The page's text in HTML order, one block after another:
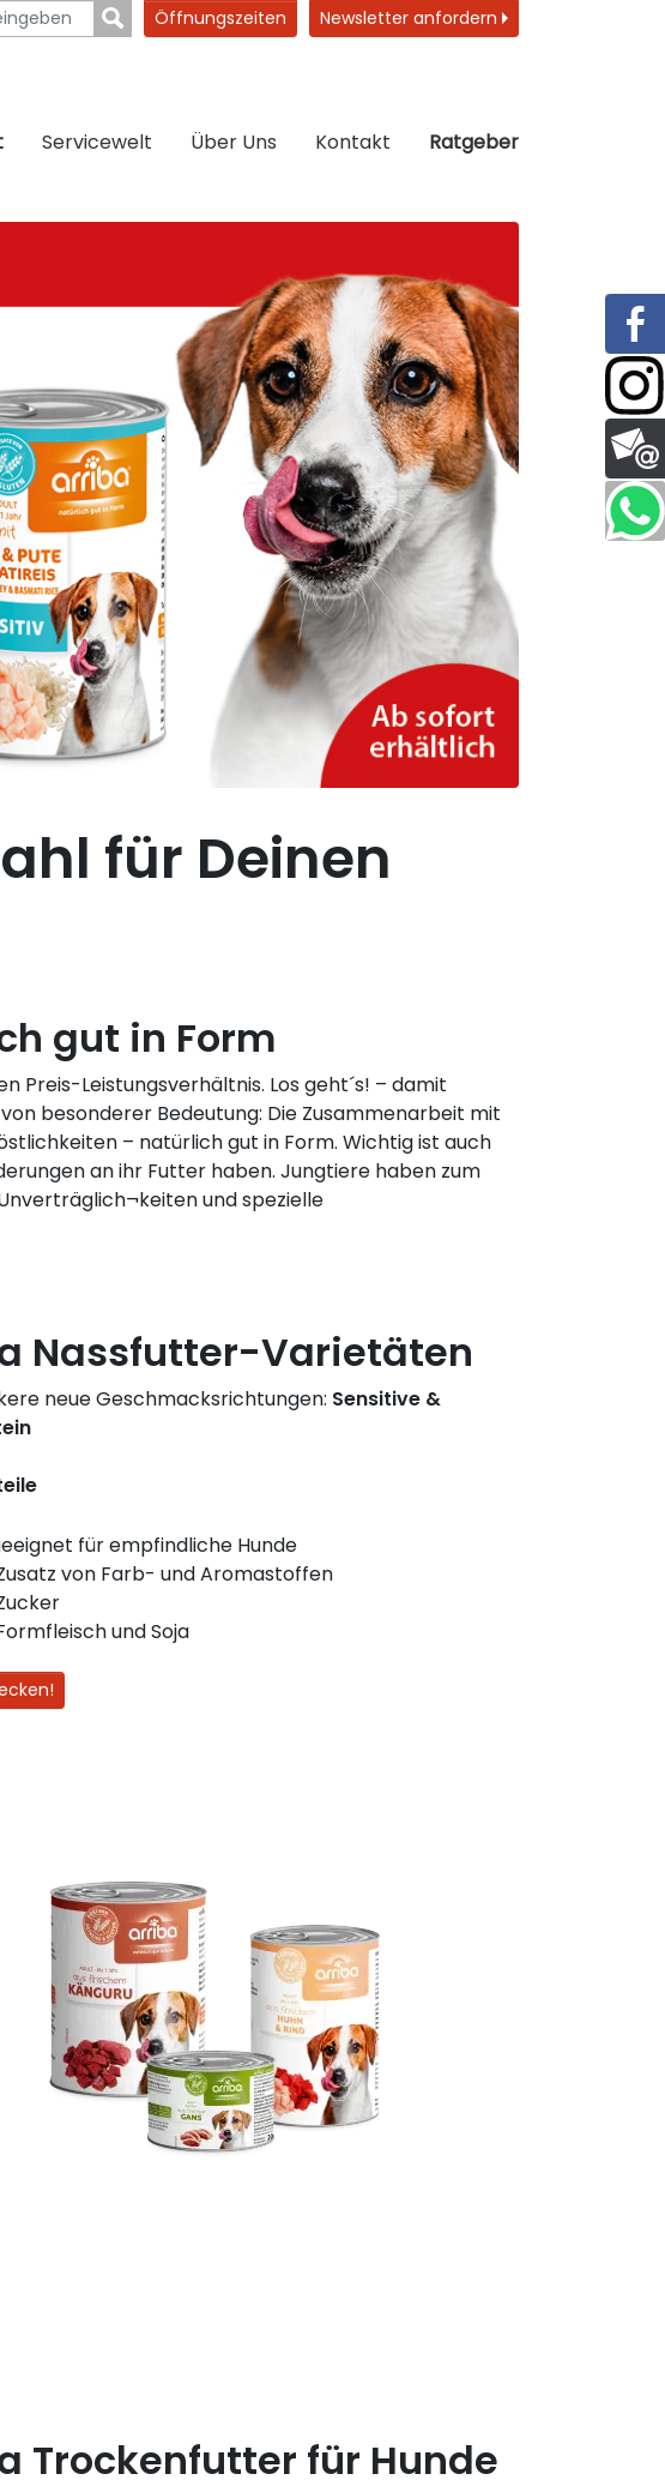
Öffnungszeiten Newsletter anfordern
Servicewelt Über Uns Kontakt Ratgeber
für Deinen
gut in Form
Leistungsverhältnis. Los geht´s! – damit
besonderer Bedeutung: Die Zusammenarbeit mit
– natürlich gut in Form. Wichtig ist auch
an ihr Futter haben. Jungtiere haben zum
und spezielle
Nassfutter-Varietäten
neue Geschmacksrichtungen: Sensitive &
für empfindliche Hunde
von Farb- und Aromastoffen
und Soja
Trockenfutter für Hunde